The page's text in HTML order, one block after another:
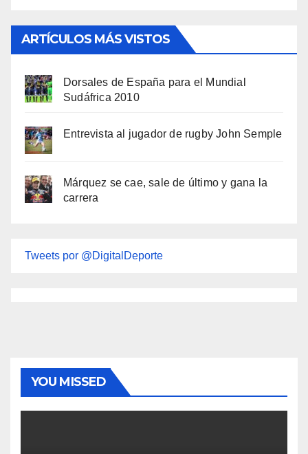
ARTÍCULOS MÁS VISTOS
Dorsales de España para el Mundial
Sudáfrica 2010
Entrevista al jugador de rugby John Semple
Márquez se cae, sale de último y gana la
carrera
Tweets por @DigitalDeporte
YOU MISSED